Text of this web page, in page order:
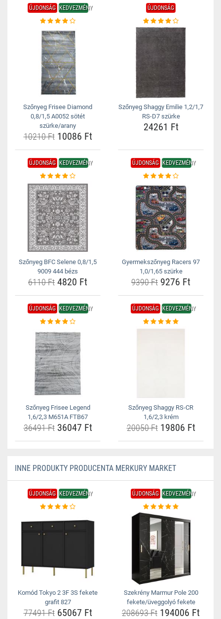
ÚJDONSÁG KEDVEZMÉNY
Szőnyeg Frisee Diamond
0,8/1,5 A0052 sötét
szürke/arany
10210 Ft10086 Ft
ÚJDONSÁG
Szőnyeg Shaggy Emilie 1,2/1,7
RS-D7 szürke
24261 Ft
ÚJDONSÁG KEDVEZMÉNY
Szőnyeg BFC Selene 0,8/1,5
9009 444 bézs
6110 Ft 4820 Ft
ÚJDONSÁG KEDVEZMÉNY
Gyermekszőnyeg Racers 97
1,0/1,65 szürke
9390 Ft 9276 Ft
ÚJDONSÁG KEDVEZMÉNY
Szőnyeg Frisee Legend
1,6/2,3 M651A FTB67
36491 Ft36047 Ft
ÚJDONSÁG KEDVEZMÉNY
Szőnyeg Shaggy RS-CR
1,6/2,3 krém
20050 Ft19806 Ft
INNE PRODUKTY PRODUCENTA MERKURY MARKET
ÚJDONSÁG KEDVEZMÉNY
Komód Tokyo 2 3F 3S fekete
grafit 827
77491 Ft65067 Ft
ÚJDONSÁG KEDVEZMÉNY
Szekrény Marmur Pole 200
fekete/üveggolyó fekete
208693 Ft 194006 Ft